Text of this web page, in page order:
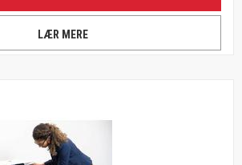
LÆR MERE